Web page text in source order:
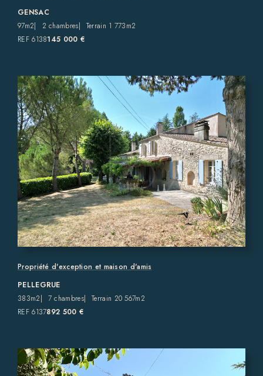
GENSAC
97m2
2 chambres
Terrain 1 773m2
REF 6138145 000 €
Propriété d'exception et maison d'amis
PELLEGRUE
383m2
7 chambres
Terrain 20 567m2
REF 6137892 500 €